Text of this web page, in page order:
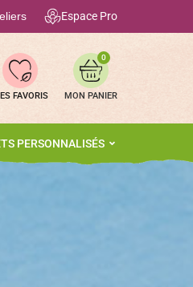
Espace Pro
FAVORIS
0
PERSONNALISÉS